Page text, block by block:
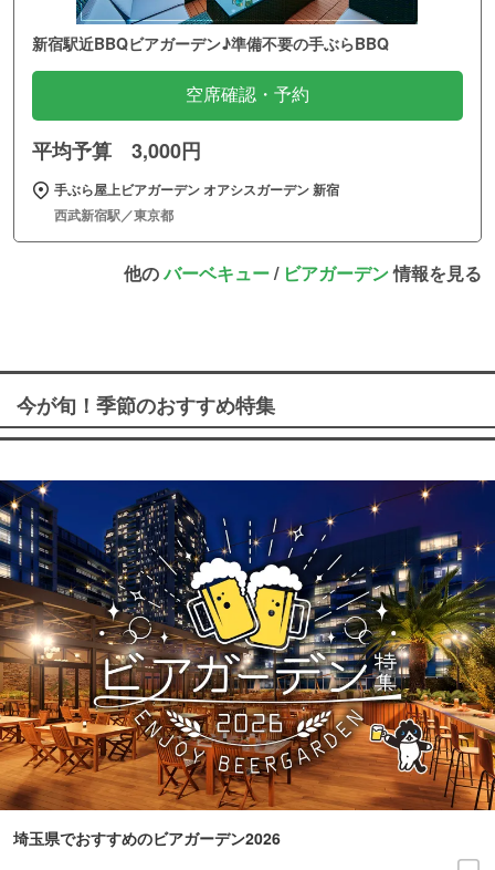
新宿駅近BBQビアガーデン♪準備不要の手ぶらBBQ
空席確認・予約
平均予算 3,000円
手ぶら屋上ビアガーデン オアシスガーデン 新宿
西武新宿駅／東京都
他のバーベキュー/ ビアガーデン情報を見る
今が旬！季節のおすすめ特集
埼玉県でおすすめのビアガーデン2026